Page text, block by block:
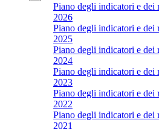
Piano degli indicatori e dei
2026
Piano degli indicatori e dei
2025
Piano degli indicatori e dei
2024
Piano degli indicatori e dei
2023
Piano degli indicatori e dei
2022
Piano degli indicatori e dei
2021